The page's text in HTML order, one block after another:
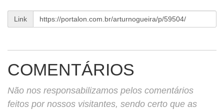
Link
COMENTÁRIOS
Não nos responsabilizamos pelos comentários
feitos por nossos visitantes, sendo certo que as